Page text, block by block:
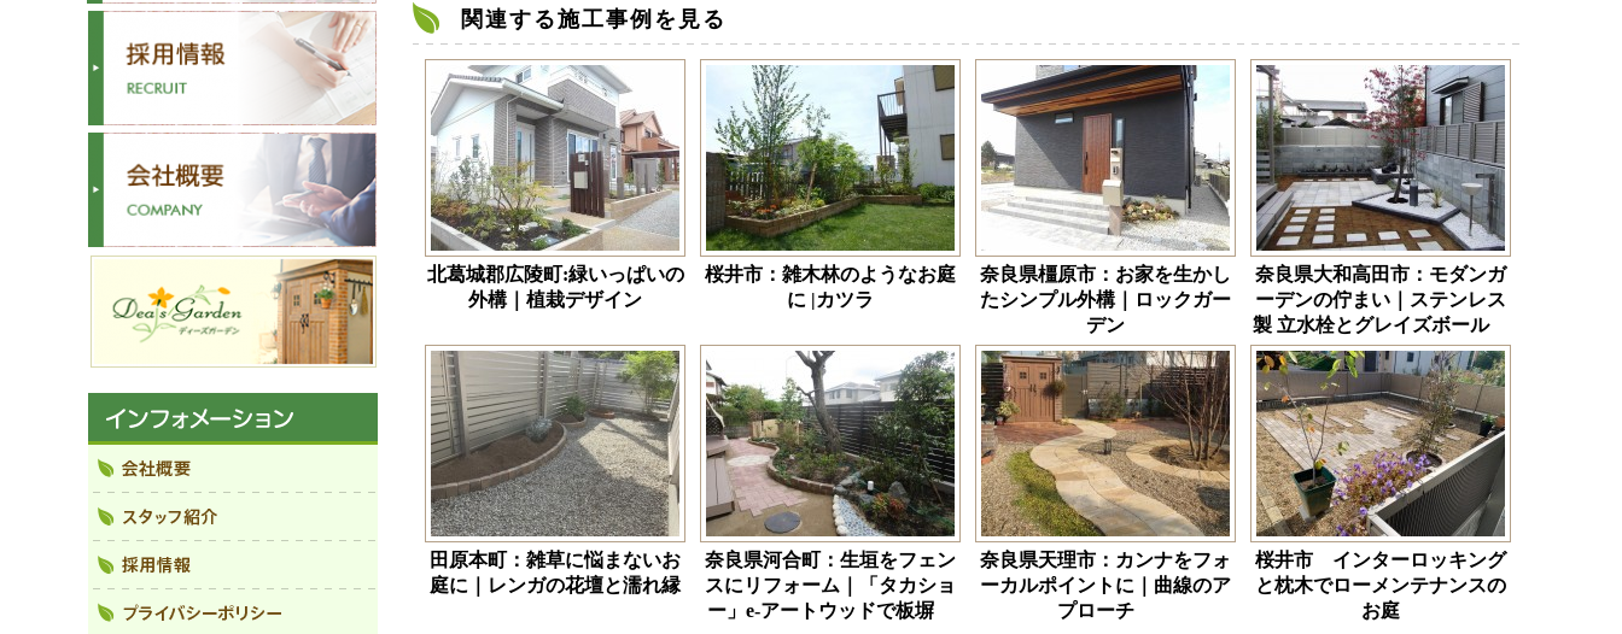
関連する施工事例を見る
北葛城郡広陵町:緑いっぱいの
外構｜植栽デザイン
桜井市：雑木林のようなお庭
に |カツラ
奈良県橿原市：お家を生かし
たシンプル外構｜ロックガー
デン
奈良県大和高田市：モダンガ
ーデンの佇まい｜ステンレス
製 立水栓とグレイズボール
田原本町：雑草に悩まないお
庭に｜レンガの花壇と濡れ縁
奈良県河合町：生垣をフェン
スにリフォーム｜「タカショ
ー」e-アートウッドで板塀
奈良県天理市：カンナをフォ
ーカルポイントに｜曲線のア
プローチ
桜井市 インターロッキング
と枕木でローメンテナンスの
お庭